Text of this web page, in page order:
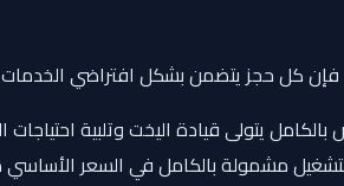
فإن كل حجز يتضمن بشكل افتراضي الخدمات
يتولى قيادة اليخت وتلبية احتياجات
مشمولة بالكامل في السعر